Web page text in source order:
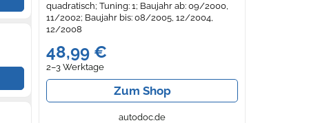
quadratisch; Tuning: 1; Baujahr ab: 09/2000,
11/2002; Baujahr bis: 08/2005, 12/2004,
12/2008
48,99 €
2–3 Werktage
Zum Shop
autodoc.de